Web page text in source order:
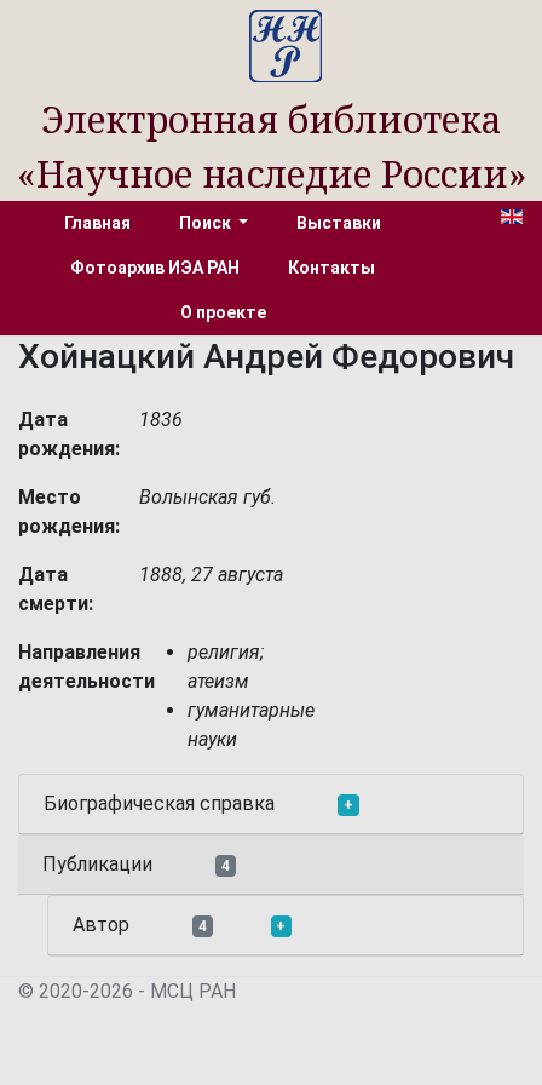
Электронная библиотека
«Научное наследие России»
Главная Поиск Выставки
Фотоархив ИЭА РАН Контакты
О проекте
Хойнацкий Андрей Федорович
Дата
рождения:
1836
Место
рождения:
Волынская губ.
Дата
смерти:
1888, 27 августа
Направления
деятельности
религия;
атеизм
гуманитарные
науки
Биографическая справка +
Публикации 4
Автор 4 +
© 2020-2026 - МСЦ РАН